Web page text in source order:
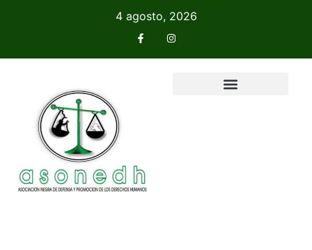
4 agosto, 2026